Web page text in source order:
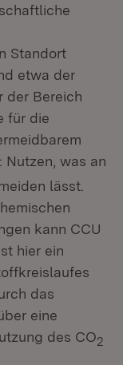
Standort
etwa der
der Bereich
für die
Nutzen, was an
lässt.
kann CCU
hier ein
das
eine
des CO2